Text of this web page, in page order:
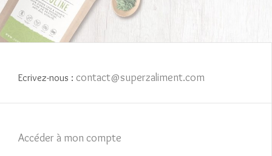
Ecrivez-nous : contact@superzaliment.com
Accéder à mon compte